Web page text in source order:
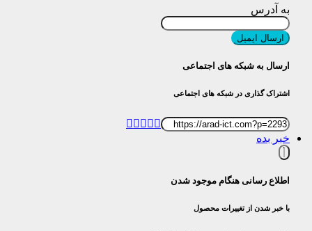
به آدرس
ارسال ایمیل
ارسال به شبکه های اجتماعی
اشتراک گذاری در شبکه های اجتماعی
خبر بده
اطلاع رسانی هنگام موجود شدن
با خبر شدن از تغییرات محصول